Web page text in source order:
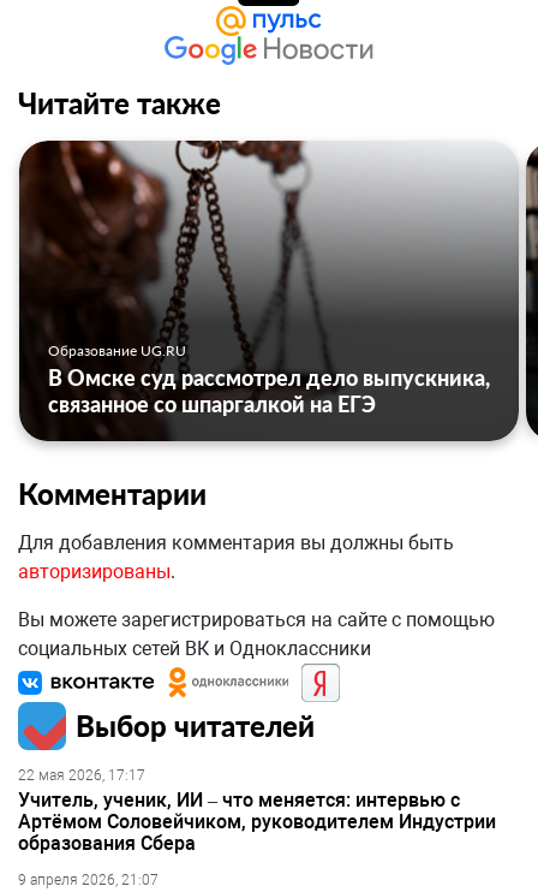
Читайте также
Образование UG.RU
В Омске суд рассмотрел дело выпускника,
связанное со шпаргалкой на ЕГЭ
Комментарии
Для добавления комментария вы должны быть
авторизированы.
Вы можете зарегистрироваться на сайте с помощью
социальных сетей ВК и Одноклассники
Выбор читателей
22 мая 2026, 17:17
Учитель, ученик, ИИ – что меняется: интервью с
Артёмом Соловейчиком, руководителем Индустрии
образования Сбера
9 апреля 2026, 21:07